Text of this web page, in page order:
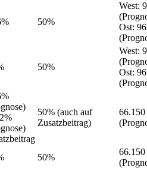
50%
West:
Ost:
50%
West:
Ost:
50% (auch auf
Zusatzbeitrag)
66.150
50%
66.150